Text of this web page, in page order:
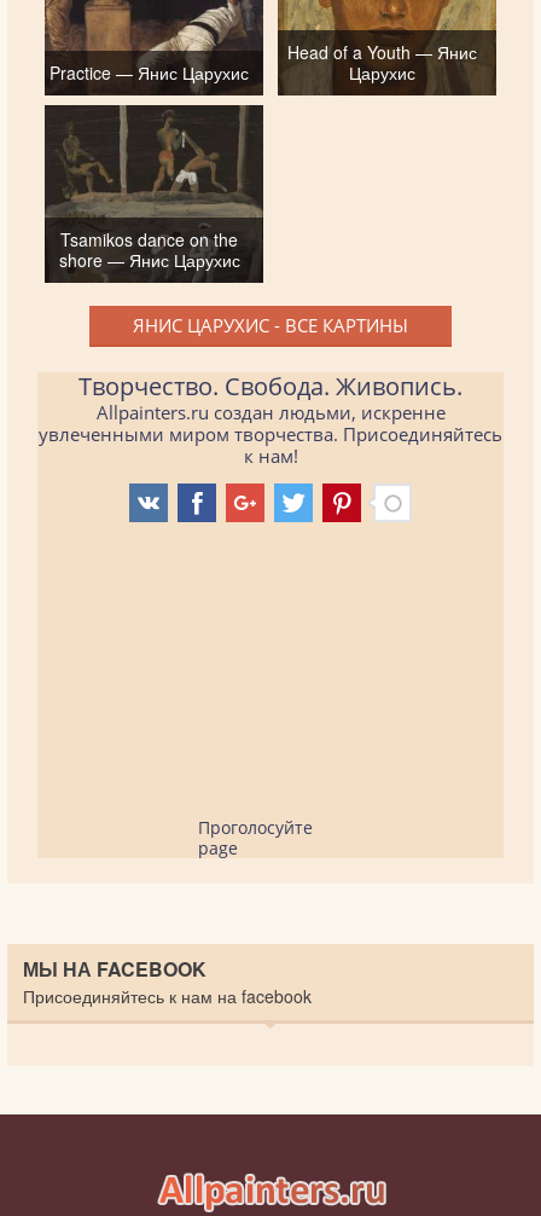
Practice — Янис Царухис
Head of a Youth — Янис
Царухис
Tsamikos dance on the
shore — Янис Царухис
ЯНИС ЦАРУХИС - ВСЕ КАРТИНЫ
Творчество. Свобода. Живопись.
Allpainters.ru создан людьми, искренне
увлеченными миром творчества. Присоединяйтесь
к нам!
Проголосуйте
page
МЫ НА FACEBOOK
Присоединяйтесь к нам на facebook